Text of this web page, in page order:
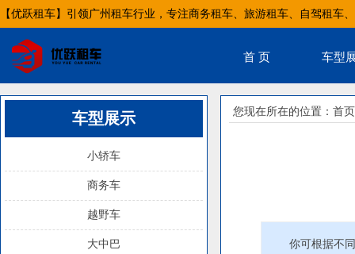
【优跃租车】引领广州租车行业，专注商务租车、旅游租车、自驾租车
首 页 车型
车型展示
小轿车
商务车
越野车
大中巴
您现在所在的位置： 首页
你可根据不